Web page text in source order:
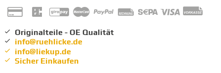
Originalteile - OE Qualität
info@ruehlicke.de
info@liekup.de
Sicher Einkaufen